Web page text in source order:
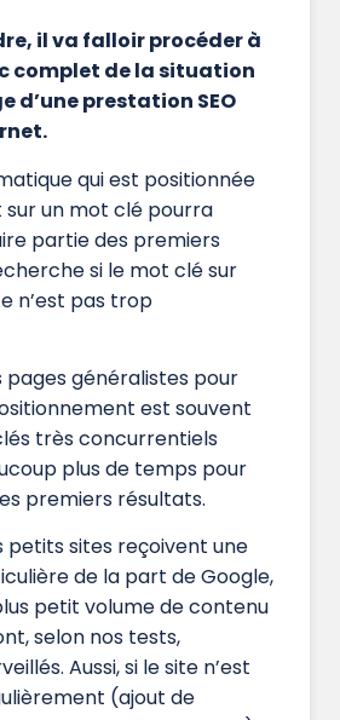
il va falloir procéder à
complet de la situation
d’une prestation SEO
qui est positionnée
un mot clé pourra
partie des premiers
si le mot clé sur
n’est pas trop
pages généralistes pour
est souvent
très concurrentiels
plus de temps pour
premiers résultats.
petits sites reçoivent une
de la part de Google,
petit volume de contenu
selon nos tests,
Aussi, si le site n’est
(ajout de